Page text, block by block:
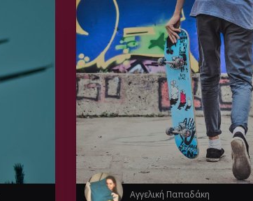
Αγγελική Παπαδάκη